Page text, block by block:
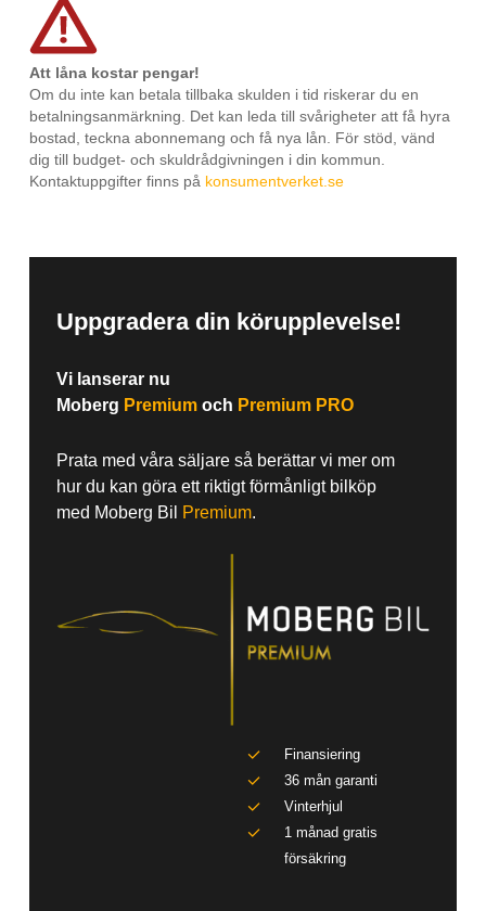
Att låna kostar pengar!
Om du inte kan betala tillbaka skulden i tid riskerar du en
betalningsanmärkning. Det kan leda till svårigheter att få hyra
bostad, teckna abonnemang och få nya lån. För stöd, vänd
dig till budget- och skuldrådgivningen i din kommun.
Kontaktuppgifter finns på konsumentverket.se
Uppgradera din körupplevelse!
Vi lanserar nu
Moberg Premiumoch Premium PRO
Prata med våra säljare så berättar vi mer om
hur du kan göra ett riktigt förmånligt bilköp
med Moberg Bil
Premium.
Finansiering
36 mån garanti
Vinterhjul
1 månad gratis
försäkring